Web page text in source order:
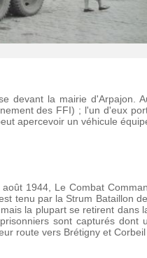
devant la mairie d'Arpajon.
des FFI) ; l'un d'eux
apercevoir un véhicule
1944, Le Combat
tenu par la Strum Bataillon
la plupart se retirent
sont capturés dont
route vers Brétigny et Corbeil